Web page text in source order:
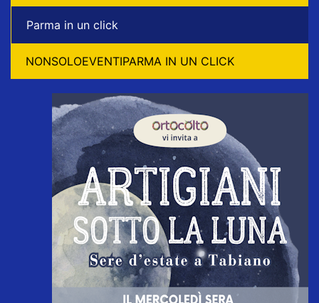
Parma in un click
NONSOLOEVENTIPARMA IN UN CLICK